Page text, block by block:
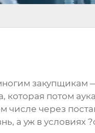
закупщикам
которая потом
через
а уж в условиях